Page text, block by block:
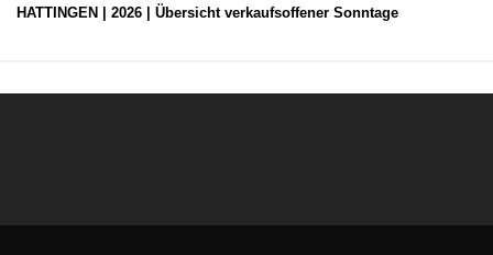
HATTINGEN | 2026 | Übersicht verkaufsoffener Sonntage